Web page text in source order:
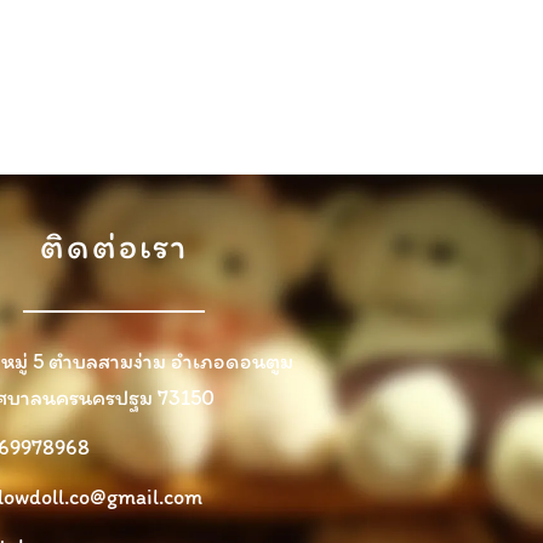
ติดต่อเรา
มู่ 5 ตำบลสามง่าม อำเภอดอนตูม
บาลนครนครปฐม 73150